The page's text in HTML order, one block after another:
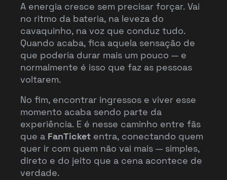
A energia cresce sem precisar forçar. Vai
no ritmo da bateria, na leveza do
cavaquinho, na voz que conduz tudo.
Quando acaba, fica aquela sensação de
que poderia durar mais um pouco — e
normalmente é isso que faz as pessoas
voltarem.
No fim, encontrar ingressos e viver esse
momento acaba sendo parte da
experiência. E é nesse caminho entre fãs
que a FanTicket entra, conectando quem
quer ir com quem não vai mais — simples,
direto e do jeito que a cena acontece de
verdade.